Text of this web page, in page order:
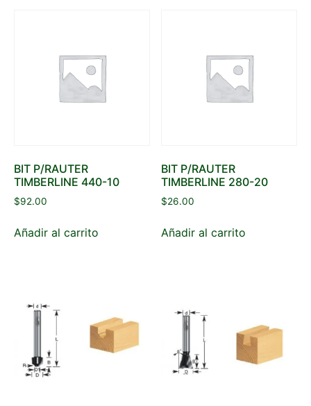
BIT P/RAUTER
TIMBERLINE 440-10
$92.00
Añadir al carrito
BIT P/RAUTER
TIMBERLINE 280-20
$26.00
Añadir al carrito